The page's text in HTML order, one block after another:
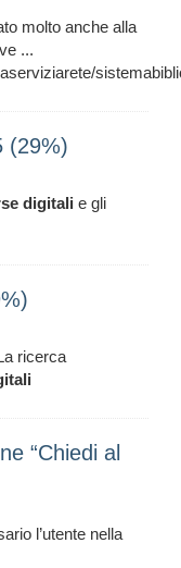
molto anche alla
...
(29%)
digitali e gli
ricerca
“Chiedi al
l’utente nella